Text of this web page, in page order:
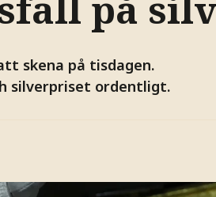
skena på tisdagen.
silverpriset ordentligt.